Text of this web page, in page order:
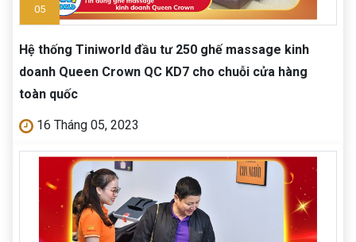
05
Hệ thống Tiniworld đầu tư 250 ghế massage kinh
doanh Queen Crown QC KD7 cho chuỗi cửa hàng
toàn quốc
16 Tháng 05, 2023